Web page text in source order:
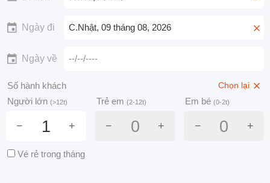
Ngày đi C.Nhật, 09 tháng 08, 2026
Ngày về --/--/----
Số hành khách Chọn lại
Người lớn (>12t)
− 1 +
Trẻ em(2-12t)
− 0 +
Em bé(0-2t)
− 0 +
Vé rẻ trong tháng